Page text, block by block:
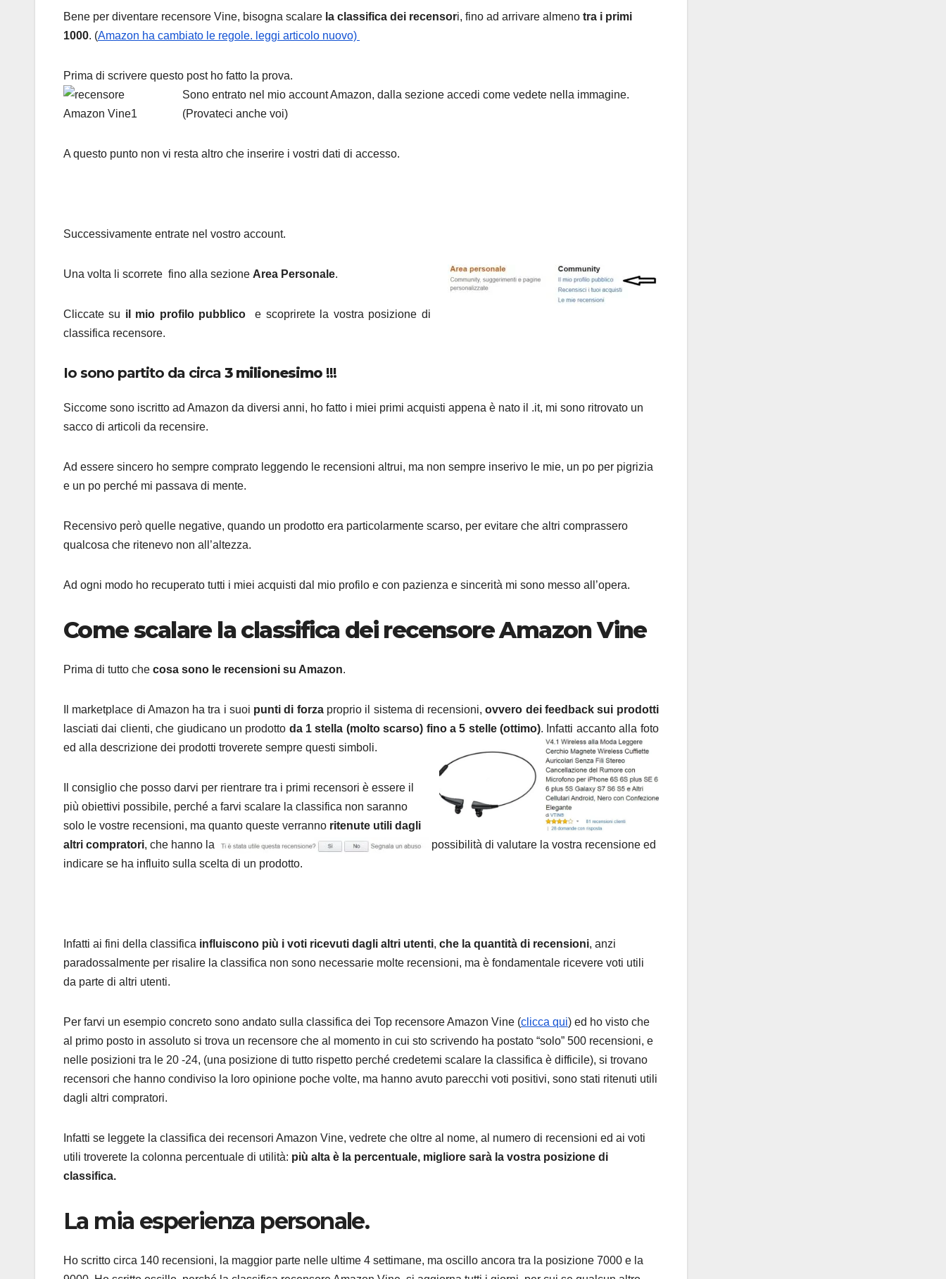
Bene per diventare recensore Vine, bisogna scalare la classifica dei recensori, fino ad arrivare almeno tra i primi
1000. (Amazon ha cambiato le regole. leggi articolo nuovo)
Prima di scrivere questo post ho fatto la prova.
Sono entrato nel mio account Amazon, dalla sezione accedi come vedete nella immagine.
(Provateci anche voi)
A questo punto non vi resta altro che inserire i vostri dati di accesso.
Successivamente entrate nel vostro account.
Una volta li scorrete fino alla sezione Area Personale.
Cliccate su il mio profilo pubblico e scoprirete la vostra posizione di
classifica recensore.
Io sono partito da circa 3 milionesimo !!!
Siccome sono iscritto ad Amazon da diversi anni, ho fatto i miei primi acquisti appena è nato il .it, mi sono ritrovato un
sacco di articoli da recensire.
Ad essere sincero ho sempre comprato leggendo le recensioni altrui, ma non sempre inserivo le mie, un po per pigrizia
e un po perché mi passava di mente.
Recensivo però quelle negative, quando un prodotto era particolarmente scarso, per evitare che altri comprassero
qualcosa che ritenevo non all’altezza.
Ad ogni modo ho recuperato tutti i miei acquisti dal mio profilo e con pazienza e sincerità mi sono messo all’opera.
Come scalare la classifica dei recensore Amazon Vine
Prima di tutto che cosa sono le recensioni su Amazon.
Il marketplace di Amazon ha tra i suoi punti di forzaproprio il sistema di recensioni,ovvero dei feedback sui prodotti
lasciati dai clienti, che giudicano un prodotto da 1 stella (molto scarso) fino a 5 stelle (ottimo). Infatti accanto alla foto
ed alla descrizione dei prodotti troverete sempre questi simboli.
Il consiglio che posso darvi per rientrare tra i primi recensori è essere il
più obiettivi possibile, perché a farvi scalare la classifica non saranno
solo le vostre recensioni, ma quanto queste verranno ritenute utili dagli
altri compratori, che hanno la
possibilità di valutare la vostra recensione ed
indicare se ha influito sulla scelta di un prodotto.
Infatti ai fini della classifica influiscono più i voti ricevuti dagli altri utenti, che la quantità di recensioni, anzi
paradossalmente per risalire la classifica non sono necessarie molte recensioni, ma è fondamentale ricevere voti utili
da parte di altri utenti.
Per farvi un esempio concreto sono andato sulla classifica dei Top recensore Amazon Vine (clicca qui) ed ho visto che
al primo posto in assoluto si trova un recensore che al momento in cui sto scrivendo ha postato “solo” 500 recensioni, e
nelle posizioni tra le 20 -24, (una posizione di tutto rispetto perché credetemi scalare la classifica è difficile), si trovano
recensori che hanno condiviso la loro opinione poche volte, ma hanno avuto parecchi voti positivi, sono stati ritenuti utili
dagli altri compratori.
Infatti se leggete la classifica dei recensori Amazon Vine, vedrete che oltre al nome, al numero di recensioni ed ai voti
utili troverete la colonna percentuale di utilità: più alta è la percentuale, migliore sarà la vostra posizione di
classifica.
La mia esperienza personale.
Ho scritto circa 140 recensioni, la maggior parte nelle ultime 4 settimane, ma oscillo ancora tra la posizione 7000 e la